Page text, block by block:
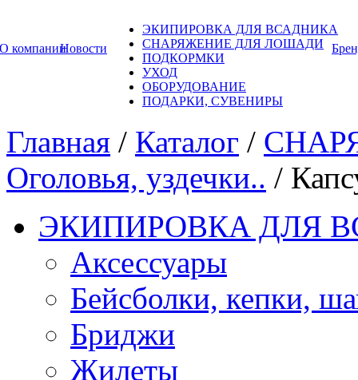
О компанииНовости
ЭКИПИРОВКА ДЛЯ ВСАДНИКА
СНАРЯЖЕНИЕ ДЛЯ ЛОШАДИ
ПОДКОРМКИ
УХОД
ОБОРУДОВАНИЕ
ПОДАРКИ, СУВЕНИРЫ
Главная / Каталог /
Оголовья, уздечки.. /
ЭКИПИРОВКА ДЛЯ
Аксессуары
Бейсболки, кепки,
Бриджи
Жилеты